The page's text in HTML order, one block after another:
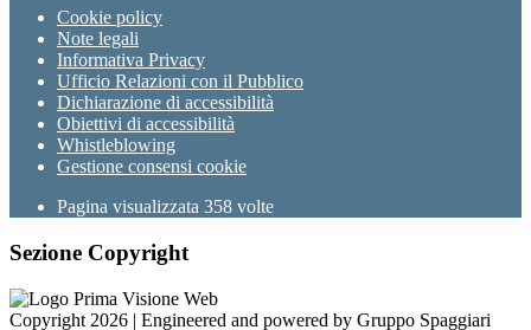
Cookie policy
Note legali
Informativa Privacy
Ufficio Relazioni con il Pubblico
Dichiarazione di accessibilità
Obiettivi di accessibilità
Whistleblowing
Gestione consensi cookie
Pagina visualizzata 358 volte
Sezione Copyright
Copyright 2026 | Engineered and powered by Gruppo Spaggiari